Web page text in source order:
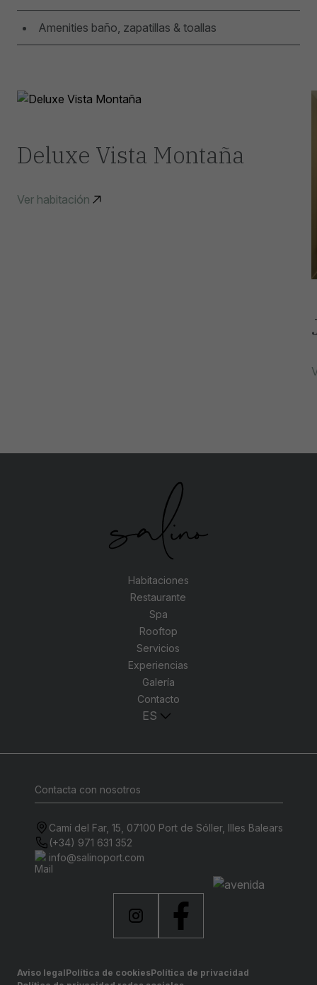
Amenities baño, zapatillas & toallas
Deluxe Vista Montaña
Ver habitación
Habitaciones
Restaurante
Spa
Rooftop
Servicios
Experiencias
Galería
Contacto
ES
Contacta con nosotros
Camí del Far, 15, 07100 Port de Sóller, Illes Balears
(+34) 971 631 352
info@salinoport.com
Aviso legalPolítica de cookiesPolítica de privacidad